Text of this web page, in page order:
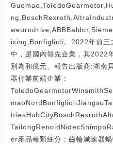
ixing,Bonfiglioli。2022年前三
中，是國內領先企業，其2022
別為和億元。報告出版商:湖南
器行業前端企業：
er產品種類細分：齒輪減速器